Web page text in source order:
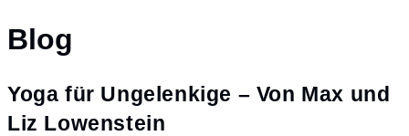
Blog
Yoga für Ungelenkige – Von Max und
Liz Lowenstein